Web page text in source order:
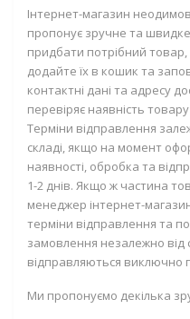
Інтернет-магазин
пропонує зручне та
придбати потрібний товар,
додайте їх в кошик та
контактні дані та адресу
перевіряє наявність
Терміни відправлення
складі, якщо на момент
наявності, обробка та
1-2 днів. Якщо ж частина
менеджер інтернет-
терміни відправлення та
замовлення незалежно від
відправляються виключно
Ми пропонуємо декілька